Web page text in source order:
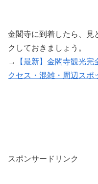
金閣寺に到着したら、見
クしておきましょう。
→
【最新】金閣寺観光
クセス・混雑・周辺スポ
スポンサードリンク